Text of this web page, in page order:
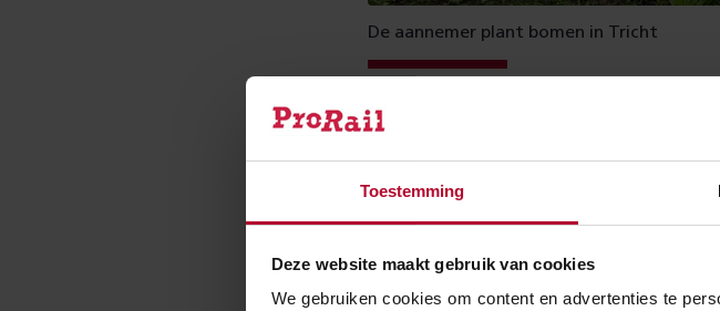
Toestemming
Deze website maakt gebruik van cookies
We gebruiken cookies om content en advertenties te
De aannemer plant bomen in Tricht
Naar verwachting is aannemer Van Wijk
langs de Hooglandscheweg. De aanplant